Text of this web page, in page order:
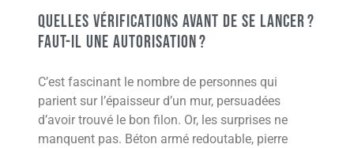
Quelles vérifications avant de se lancer ?
Faut-il une autorisation ?
C’est fascinant le nombre de personnes qui
parient sur l’épaisseur d’un mur, persuadées
d’avoir trouvé le bon filon. Or, les surprises ne
manquent pas. Béton armé redoutable, pierre